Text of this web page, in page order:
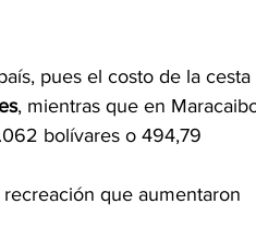
pues el costo de la cesta
, mientras que en
bolívares o 494,79
que aumentaron